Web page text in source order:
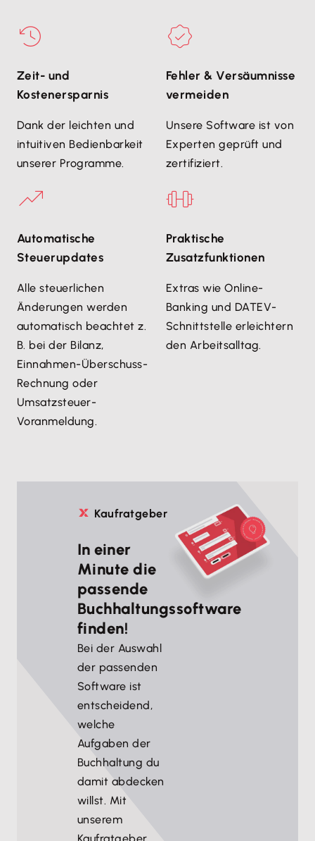
Zeit- und
Kostenersparnis
Dank der leichten und
intuitiven Bedienbarkeit
unserer Programme.
Fehler & Versäumnisse
vermeiden
Unsere Software ist von
Experten geprüft und
zertifiziert.
Automatische
Steuerupdates
Alle steuerlichen
Änderungen werden
automatisch beachtet z.
B. bei der Bilanz,
Einnahmen-Überschuss-
Rechnung oder
Umsatzsteuer-
Voranmeldung.
Praktische
Zusatzfunktionen
Extras wie Online-
Banking und DATEV-
Schnittstelle erleichtern
den Arbeitsalltag.
Kaufratgeber
In einer
Minute die
passende
Buchhaltungssoftware
finden!
Bei der Auswahl
der passenden
Software ist
entscheidend,
welche
Aufgaben der
Buchhaltung du
damit abdecken
willst. Mit
unserem
Kaufratgeber